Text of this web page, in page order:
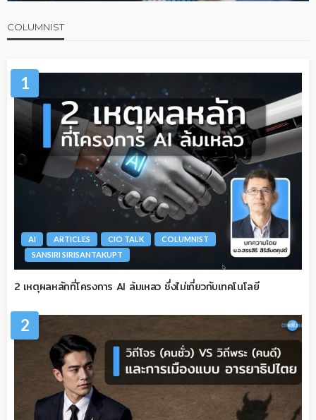
COLUMNIST
1
AI ARTICLES CIO TALK
COLUMNIST
SANSIRI SIRISANTAKUPT
2 เหตุผลหลักที่โครงการ AI ล้มเหลว ซึ่งไม่เกี่ยวกับเทคโนโลยี
2